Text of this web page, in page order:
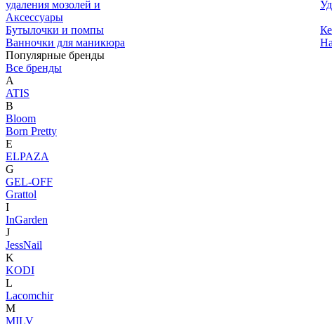
удаления мозолей и
Аксессуары
Бутылочки и помпы
Ванночки для маникюра
Популярные бренды
Все бренды
A
ATIS
B
Bloom
Born Pretty
E
ELPAZA
G
GEL-OFF
Grattol
I
InGarden
J
JessNail
K
KODI
L
Lacomchir
M
MILV